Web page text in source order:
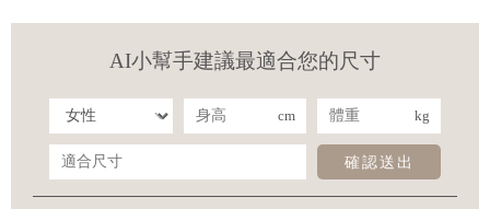
AI小幫手建議最適合您的尺寸
cm kg
確認送出